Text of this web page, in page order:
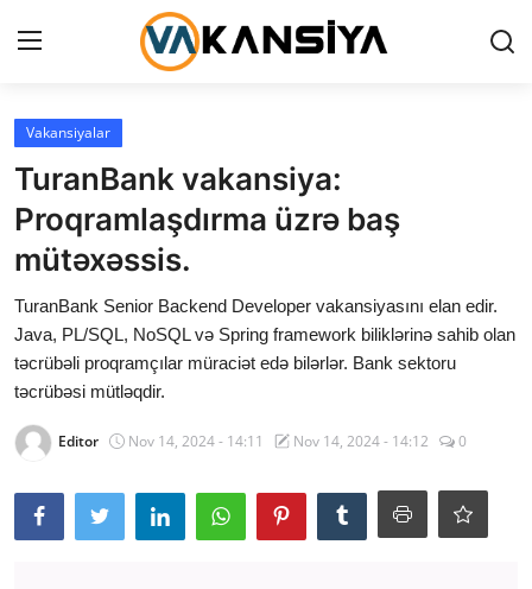
Login
Ana səhifə
Vakansiyalar
Maliyyə
Əlaqə
Vakansiyalar
TuranBank vakansiya:
Proqramlaşdırma üzrə baş
mütəxəssis.
TuranBank Senior Backend Developer vakansiyasını elan edir.
Java, PL/SQL, NoSQL və Spring framework biliklərinə sahib olan
təcrübəli proqramçılar müraciət edə bilərlər. Bank sektoru
təcrübəsi mütləqdir.
Editor Nov 14, 2024 - 14:11 Nov 14, 2024 - 14:12 0